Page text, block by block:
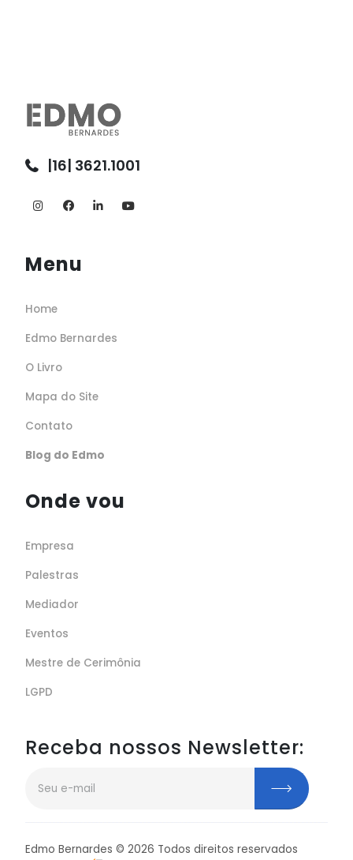
|16| 3621.1001
Menu
Home
Edmo Bernardes
O Livro
Mapa do Site
Contato
Blog do Edmo
Onde vou
Empresa
Palestras
Mediador
Eventos
Mestre de Cerimônia
LGPD
Receba nossos Newsletter:
Edmo Bernardes © 2026 Todos direitos reservados